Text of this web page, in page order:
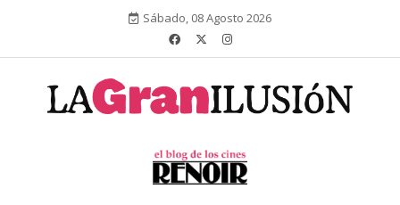
Sábado, 08 Agosto 2026